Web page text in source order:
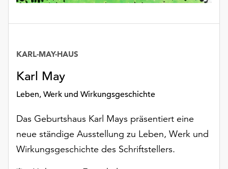
Karl May
Leben, Werk und Wirkungsgeschichte
KARL-MAY-HAUS
Das Geburtshaus Karl Mays präsentiert eine
neue ständige Ausstellung zu Leben, Werk und
Wirkungsgeschichte des Schriftstellers.
Datum